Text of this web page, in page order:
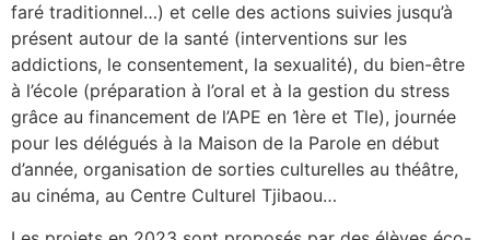
faré traditionnel…) et celle des actions suivies jusqu’à
présent autour de la santé (interventions sur les
addictions, le consentement, la sexualité), du bien-être
à l’école (préparation à l’oral et à la gestion du stress
grâce au financement de l’APE en 1ère et Tle), journée
pour les délégués à la Maison de la Parole en début
d’année, organisation de sorties culturelles au théâtre,
au cinéma, au Centre Culturel Tjibaou…